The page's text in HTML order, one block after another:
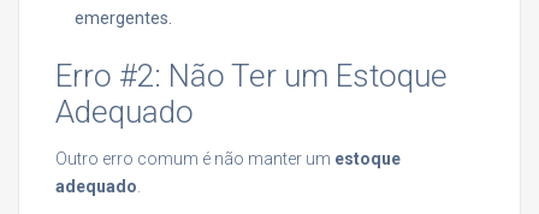
emergentes.
Erro #2: Não Ter um Estoque
Adequado
Outro erro comum é não manter um estoque
adequado